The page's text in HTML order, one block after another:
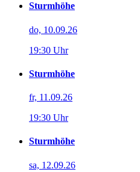
Sturmhöhe
do, 10.09.26
19:30 Uhr
Sturmhöhe
fr, 11.09.26
19:30 Uhr
Sturmhöhe
sa, 12.09.26